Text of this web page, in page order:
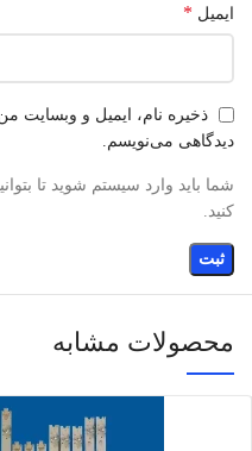
ایمیل *
ذخیره نام، ایمیل و وبسایت
دیدگاهی می‌نویسم.
شما باید وارد سیستم شوید تا
کنید.
محصولات مشابه